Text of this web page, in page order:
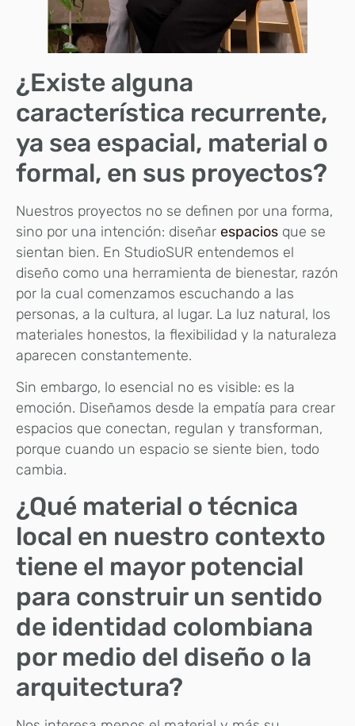
¿Existe alguna
característica recurrente,
ya sea espacial, material o
formal, en sus proyectos?
Nuestros proyectos no se definen por una forma,
sino por una intención: diseñar espacios que se
sientan bien. En StudioSUR entendemos el
diseño como una herramienta de bienestar, razón
por la cual comenzamos escuchando a las
personas, a la cultura, al lugar. La luz natural, los
materiales honestos, la flexibilidad y la naturaleza
aparecen constantemente.
Sin embargo, lo esencial no es visible: es la
emoción. Diseñamos desde la empatía para crear
espacios que conectan, regulan y transforman,
porque cuando un espacio se siente bien, todo
cambia.
¿Qué material o técnica
local en nuestro contexto
tiene el mayor potencial
para construir un sentido
de identidad colombiana
por medio del diseño o la
arquitectura?